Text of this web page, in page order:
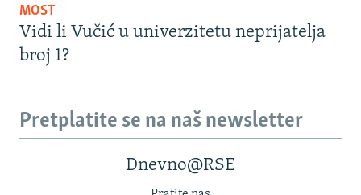
MOST
Vidi li Vučić u univerzitetu neprijatelja
broj 1?
Pretplatite se na naš newsletter
Dnevno@RSE